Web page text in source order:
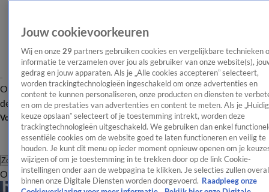
OverzichtAfleveringen Entertainment TV Algemeen
Tip
de redactieNieuwsbrief
Volg Shownieuws
Zoeken
OverzichtEntertainmentSpraakmakendRealityCrimeVideo's
Jouw cookievoorkeuren
Wij en onze 29 partners gebruiken cookies en vergelijkbare technieken
informatie te verzamelen over jou als gebruiker van onze website(s),
gedrag en jouw apparaten. Als je „Alle cookies accepteren” selecteert,
worden trackingtechnologieën ingeschakeld om onze advertenties en
content te kunnen personaliseren, onze producten en diensten te
en om de prestaties van advertenties en content te meten. Als je
keuze opslaan” selecteert of je toestemming intrekt, worden deze
trackingtechnologieën uitgeschakeld. We gebruiken dan enkel
essentiële cookies om de website goed te laten functioneren en veilig te
houden. Je kunt dit menu op ieder moment opnieuw openen om je
wijzigen of om je toestemming in te trekken door op de link Cookie-
instellingen onder aan de webpagina te klikken. Je selecties zullen overal
binnen onze Digitale Diensten worden doorgevoerd. Raadpleeg onze